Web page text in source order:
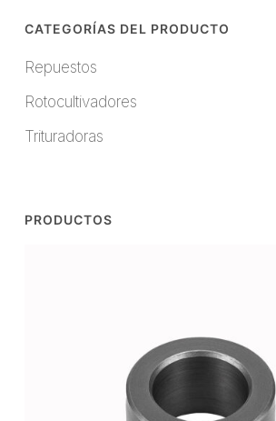
CATEGORÍAS DEL PRODUCTO
Repuestos
Rotocultivadores
Trituradoras
PRODUCTOS